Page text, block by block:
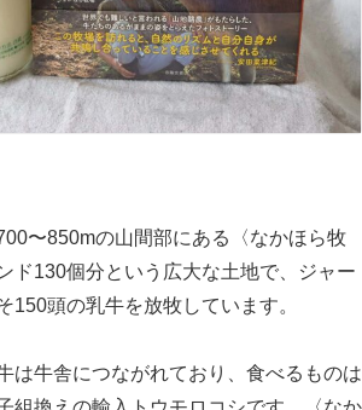
〜850mの山間部にある〈なかほら牧
ド130個分という広大な土地で、ジャー
150頭の乳牛を放牧しています。
は牛舎につながれており、食べるものは